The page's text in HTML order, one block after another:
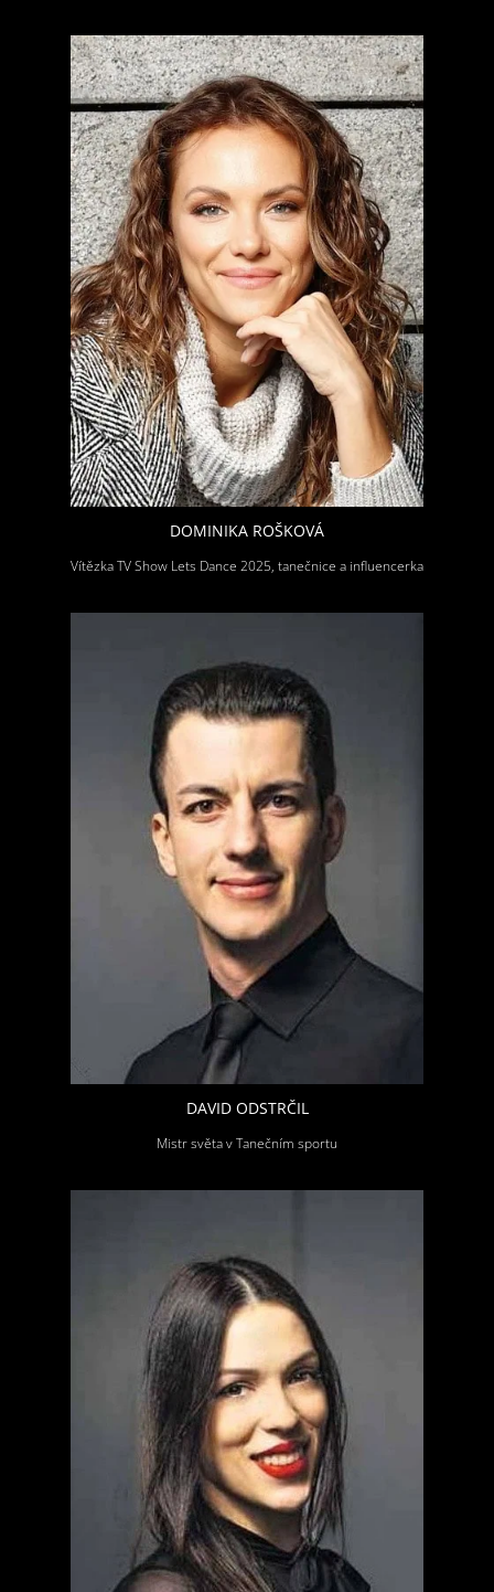
DOMINIKA ROŠKOVÁ
Vítězka TV Show Lets Dance 2025, tanečnice a influencerka
DAVID ODSTRČIL
Mistr světa v Tanečním sportu